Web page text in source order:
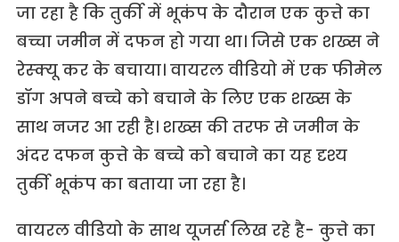
जा रहा है कि तुर्की में भूकंप के दौरान एक कुत्ते का
बच्चा जमीन में दफन हो गया था। जिसे एक शख्स ने
रेस्क्यू कर के बचाया। वायरल वीडियो में एक फीमेल
डॉग अपने बच्चे को बचाने के लिए एक शख्स के
साथ नजर आ रही है। शख्स की तरफ से जमीन के
अंदर दफन कुत्ते के बच्चे को बचाने का यह दृश्य
तुर्की भूकंप का बताया जा रहा है।
वायरल वीडियो के साथ यूजर्स लिख रहे है- कुत्ते का